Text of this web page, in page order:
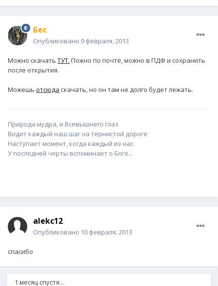
Бес
Опубликовано 9 февраля, 2013
Можно скачать ТУТ. Пожно по почте, можно в ПДФ и сохранить
после открытия.
Можешь отсюда скачать, но он там не долго будет лежать.
Природа мудра, и Всевышнего глаз
Видит каждый наш шаг на тернистой дороге
Наступает момент, когда каждый из нас
У последней черты вспоминает о Боге...
alekc12
Опубликовано 10 февраля, 2013
спасибо
1 месяц спустя...